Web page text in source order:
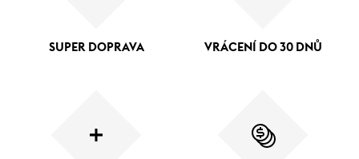
SUPER DOPRAVA VRÁCENÍ DO 30 DNŮ